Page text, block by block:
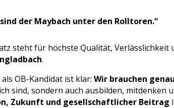
der Maybach unter den Rolltoren.“
steht für höchste Qualität,
.
als OB-Kandidat ist klar:Wir brauchen
sind, sondern auch ausbilden, mitdenken
Zukunft und gesellschaftlicher Beitrag